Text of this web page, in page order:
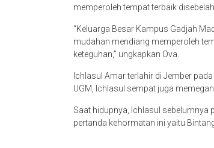
memperoleh tempat terbaik
“Keluarga Besar Kampus Gadjah
mudahan mendiang memperoleh
keteguhan,” ungkapkan Ova.
Ichlasul Amar terlahir di Jember
UGM, Ichlasul sempat juga
Saat hidupnya, Ichlasul sebelumnya
pertanda kehormatan ini yaitu